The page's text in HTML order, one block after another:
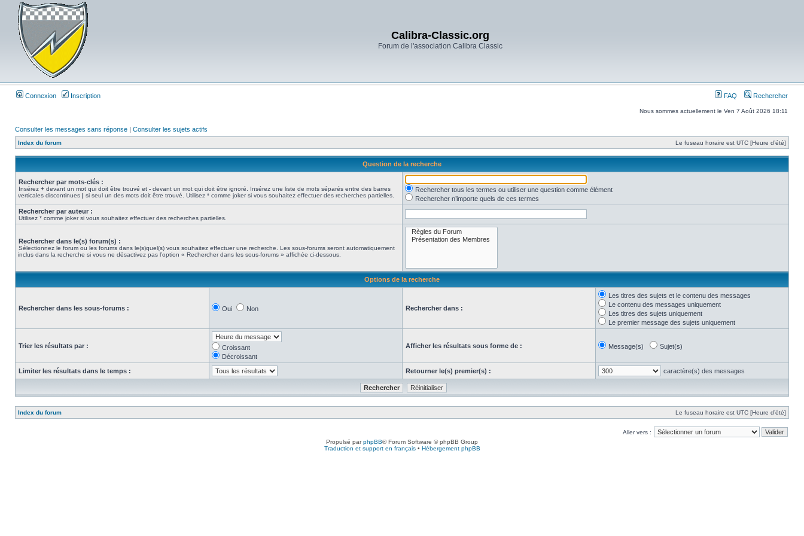
Calibra-Classic.org
Forum de l'association Calibra Classic
Connexion Inscription FAQ Rechercher
Nous sommes actuellement le Ven 7 Août 2026 18:11
Consulter les messages sans réponse | Consulter les sujets actifs
Index du forum Le fuseau horaire est UTC [Heure d’été]
Question de la recherche
Rechercher par mots-clés :
Insérez + devant un mot qui doit être trouvé et - devant un mot qui doit être ignoré. Insérez une liste de mots séparés entre des barres
verticales discontinues | si seul un des mots doit être trouvé. Utilisez * comme joker si vous souhaitez effectuer des recherches partielles.
Rechercher tous les termes ou utiliser une question comme élément
Rechercher n’importe quels de ces termes
Rechercher par auteur :
Utilisez * comme joker si vous souhaitez effectuer des recherches partielles.
Rechercher dans le(s) forum(s) :
Sélectionnez le forum ou les forums dans le(s)quel(s) vous souhaitez effectuer une recherche. Les sous-forums seront automatiquement
inclus dans la recherche si vous ne désactivez pas l’option « Rechercher dans les sous-forums » affichée ci-dessous.
Options de la recherche
Rechercher dans les sous-forums : Oui Non Rechercher dans :
Les titres des sujets et le contenu des messages
Le contenu des messages uniquement
Les titres des sujets uniquement
Le premier message des sujets uniquement
Trier les résultats par :
Croissant
Décroissant
Afficher les résultats sous forme de : Message(s) Sujet(s)
Limiter les résultats dans le temps : Retourner le(s) premier(s) : caractère(s) des messages
Index du forum Le fuseau horaire est UTC [Heure d’été]
Aller vers :
Propulsé parphpBB® Forum Software © phpBB Group
Traduction et support en français• Hébergement phpBB